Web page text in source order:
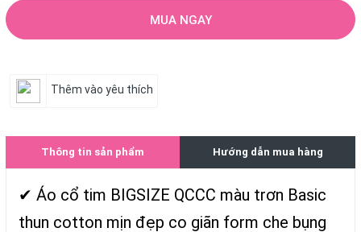
MUA NGAY
Thêm vào yêu thích
Thông tin sản phẩm Hướng dẫn mua hàng
✔ Áo cổ tim BIGSIZE QCCC màu trơn Basic
thun cotton mịn đẹp co giãn form che bụng